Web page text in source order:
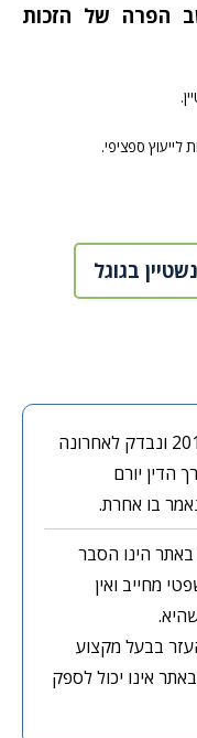
הפרה של הזכות
ספציפי.
בגוגל
טקסט זה נכתב במרץ 2012 ונבדק לאחרונה
בידי עורך הדין יורם
בו אחרת.
הינו הסבר
מחייב ואין
בבעל מקצוע
אינו יכול לספק